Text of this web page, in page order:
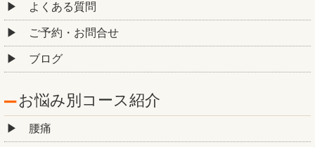
よくある質問
ご予約・お問合せ
ブログ
お悩み別コース紹介
腰痛